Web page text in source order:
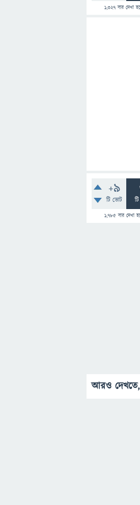
1,327 বার দেখা
+9
টি ভোট
1,785বার দেখা
আরও দেখতে,